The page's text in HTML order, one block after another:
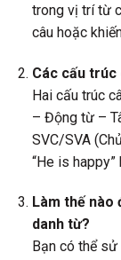
trong vị trí từ
câu hoặc
Các cấu trúc
Hai cấu trúc
– Động từ –
SVC/SVA
“He is happy”
Làm thế
danh từ?
Bạn có thể